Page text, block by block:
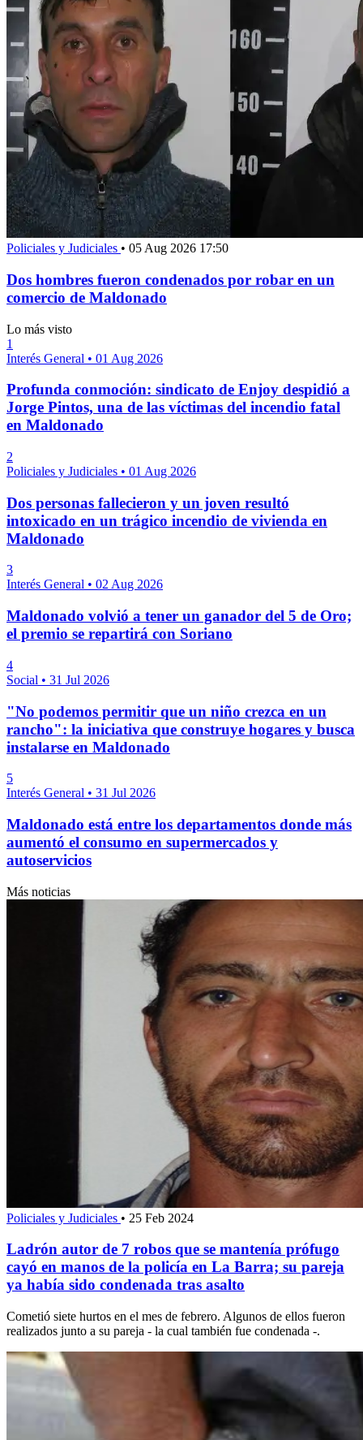
Policiales y Judiciales • 05 Aug 2026 17:50
Dos hombres fueron condenados por robar en un
comercio de Maldonado
Lo más visto
1
Interés General • 01 Aug 2026
Profunda conmoción: sindicato de Enjoy despidió a
Jorge Pintos, una de las víctimas del incendio fatal
en Maldonado
2
Policiales y Judiciales • 01 Aug 2026
Dos personas fallecieron y un joven resultó
intoxicado en un trágico incendio de vivienda en
Maldonado
3
Interés General • 02 Aug 2026
Maldonado volvió a tener un ganador del 5 de Oro;
el premio se repartirá con Soriano
4
Social • 31 Jul 2026
"No podemos permitir que un niño crezca en un
rancho": la iniciativa que construye hogares y busca
instalarse en Maldonado
5
Interés General • 31 Jul 2026
Maldonado está entre los departamentos donde más
aumentó el consumo en supermercados y
autoservicios
Más noticias
Policiales y Judiciales • 25 Feb 2024
Ladrón autor de 7 robos que se mantenía prófugo
cayó en manos de la policía en La Barra; su pareja
ya había sido condenada tras asalto
Cometió siete hurtos en el mes de febrero. Algunos de ellos fueron
realizados junto a su pareja - la cual también fue condenada -.